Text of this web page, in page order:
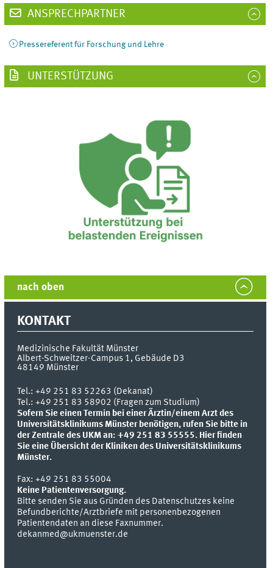
ANSPRECHPARTNER
Pressereferent für Forschung und Lehre
UNTERSTÜTZUNG
nach oben
KONTAKT
Medizinische Fakultät Münster
Albert-Schweitzer-Campus 1, Gebäude D3
48149 Münster
Tel.:+49 251 83 52263 (Dekanat)
Tel.: +49 251 83 58902 (Fragen zum Studium)
Sofern Sie einen Termin bei einer Ärztin/einem Arzt des
Universitätsklinikums Münster benötigen, rufen Sie bitte in
der Zentrale des UKM an: +49 251 83 55555. Hier finden
Sie eine Übersicht der Kliniken des Universitätsklinikums
Münster.
Fax:+49 251 83 55004
Keine Patientenversorgung.
Bitte senden Sie aus Gründen des Datenschutzes keine
Befundberichte/Arztbriefe mit personenbezogenen
Patientendaten an diese Faxnummer.
dekanmed@ukmuenster.de